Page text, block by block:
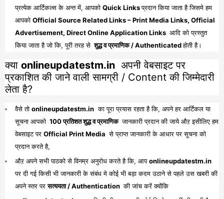
प्रत्येक आर्टिकल्स के अन्त में, आपको Quick Linksप्रदान किया जाता है जिसमे हम
आपको Official Source Related Links – Print Media Links, Official
Advertisement, Direct Online Application Links आदि को प्रस्तुत
किया जाता है जो कि, पूरी तरह से शुद्ध व प्रमाणिक / Authenticatedहोती है।
क्या onlineupdatestm.in अपनी वेबसाइट पर
प्रकाशित की जाने वाली सामग्री / Content की जिम्मेदारी
लेता है?
वैसे तो onlineupdatestm.in का पूरा प्रयास रहता है कि, अपने हर आर्टिकल या
सूचना आपको 100 प्रतिशत शुद्ध व प्रमाणिक जानकारी प्रदान की जाये औऱ इसीलिए हम
वेबसाइट पर Official Print Media से प्राप्त जानकारी के आधार पर सूचना को
प्रदान करते है,
औऱ अपने सभी पाठको से विनम्र अनुरोध करते है कि, आपonlineupdatestm.in
पर दी गई किसी भी जानकारी के संबंध मे कोई भी बड़ा कदम उठाने से पहले उस खबरी की
अपने स्तर परसत्ययता / Authentication की जांच करें क्योंकि